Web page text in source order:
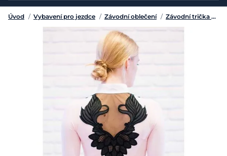
Úvod / Vybavení pro jezdce / Závodní oblečení / Závodní trička a košile